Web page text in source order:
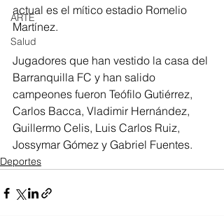
ARTE
Salud
actual es el mítico estadio Romelio
Martínez.
Jugadores que han vestido la casa del
Barranquilla FC y han salido
campeones fueron Teófilo Gutiérrez,
Carlos Bacca, Vladimir Hernández,
Guillermo Celis, Luis Carlos Ruiz,
Jossymar Gómez y Gabriel Fuentes.
Deportes